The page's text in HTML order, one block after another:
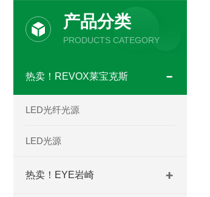
产品分类
PRODUCTS CATEGORY
热卖！REVOX莱宝克斯
LED光纤光源
LED光源
热卖！EYE岩崎